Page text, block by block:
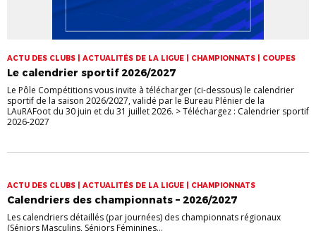
ACTU DES CLUBS | ACTUALITÉS DE LA LIGUE | CHAMPIONNATS | COUPES
Le calendrier sportif 2026/2027
Le Pôle Compétitions vous invite à télécharger (ci-dessous) le calendrier
sportif de la saison 2026/2027, validé par le Bureau Plénier de la
LAuRAFoot du 30 juin et du 31 juillet 2026. > Téléchargez : Calendrier sportif
2026-2027
ACTU DES CLUBS | ACTUALITÉS DE LA LIGUE | CHAMPIONNATS
Calendriers des championnats – 2026/2027
Les calendriers détaillés (par journées) des championnats régionaux
(Séniors Masculins, Séniors Féminines...